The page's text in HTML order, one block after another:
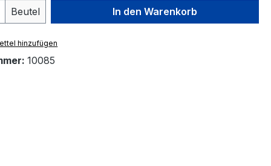
Anzahl: Gib den gewünschten Wert
Beutel In den Warenkorb
hinzufügen
10085